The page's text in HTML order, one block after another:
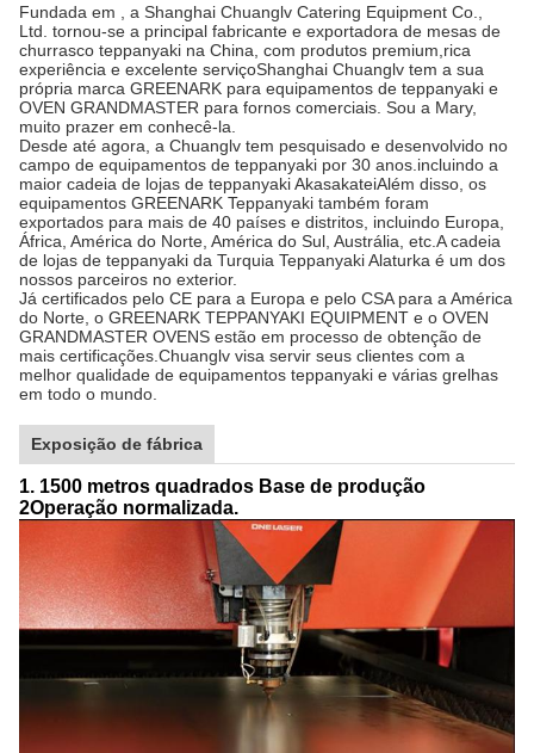
Fundada em , a Shanghai Chuanglv Catering Equipment Co.,
Ltd. tornou-se a principal fabricante e exportadora de mesas de
churrasco teppanyaki na China, com produtos premium,rica
experiência e excelente serviçoShanghai Chuanglv tem a sua
própria marca GREENARK para equipamentos de teppanyaki e
OVEN GRANDMASTER para fornos comerciais. Sou a Mary,
muito prazer em conhecê-la.
Desde até agora, a Chuanglv tem pesquisado e desenvolvido no
campo de equipamentos de teppanyaki por 30 anos.incluindo a
maior cadeia de lojas de teppanyaki AkasakateiAlém disso, os
equipamentos GREENARK Teppanyaki também foram
exportados para mais de 40 países e distritos, incluindo Europa,
África, América do Norte, América do Sul, Austrália, etc.A cadeia
de lojas de teppanyaki da Turquia Teppanyaki Alaturka é um dos
nossos parceiros no exterior.
Já certificados pelo CE para a Europa e pelo CSA para a América
do Norte, o GREENARK TEPPANYAKI EQUIPMENT e o OVEN
GRANDMASTER OVENS estão em processo de obtenção de
mais certificações.Chuanglv visa servir seus clientes com a
melhor qualidade de equipamentos teppanyaki e várias grelhas
em todo o mundo.
Exposição de fábrica
1. 1500 metros quadrados Base de produção
2Operação normalizada.